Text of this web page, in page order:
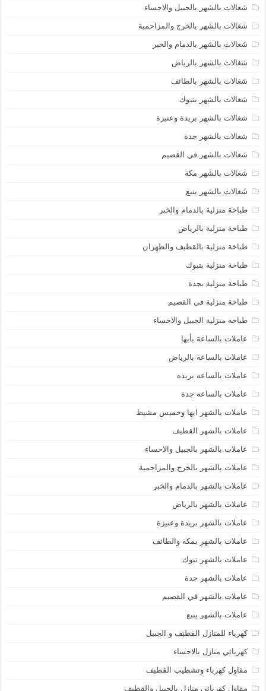
شغالات بالشهر بالجبيل والاحساء
شغالات بالشهر بالخرج والمزاحمية
شغالات بالشهر بالدمام والخبر
شغالات بالشهر بالرياض
شغالات بالشهر بالطائف
شغالات بالشهر بتبوك
شغالات بالشهر بريدة وعنيزة
شغالات بالشهر جدة
شغالات بالشهر في القصيم
شغالات بالشهر مكة
شغالات بالشهر ينبع
طباخة منزلية بالدمام والخبر
طباخة منزلية بالرياض
طباخة منزلية بالقطيف والظهران
طباخة منزلية بتبوك
طباخة منزلية بجدة
طباخة منزلية في القصيم
طباخه منزلية الجبيل والاحساء
عاملات بالساعة بأبها
عاملات بالساعة بالرياض
عاملات بالساعه بريده
عاملات بالساعه جدة
عاملات بالشهر ابها وخميس مشيط
عاملات بالشهر القطيف
عاملات بالشهر بالجبيل والاحساء
عاملات بالشهر بالخرج والمزاحمية
عاملات بالشهر بالدمام والخبر
عاملات بالشهر بالرياض
عاملات بالشهر بريدة وعنيزة
عاملات بالشهر بمكة والطائف
عاملات بالشهر تبوك
عاملات بالشهر جدة
عاملات بالشهر في القصيم
عاملات بالشهر ينبع
كهرباء للمنازل القطيف و الجبيل
كهربائي منازل بالاحساء
مقاول كهرباء وتشطيب القطيف
مقاول كهربائي منازل بالجبيل والقطيف